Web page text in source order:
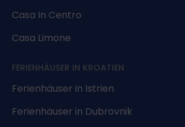
Casa In Centro
Casa Limone
FERIENHÄUSER IN KROATIEN
Ferienhäuser in Istrien
Ferienhäuser in Dubrovnik